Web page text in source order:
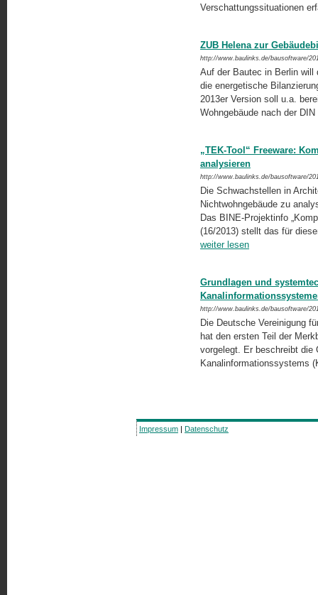
Verschattungssituationen
ZUB Helena zur
http://www.baulinks.de/bausoftware/
Auf der Bautec in Berlin will
die energetische
2013er Version soll u.a.
Wohngebäude nach der
„TEK-Tool“ Freeware:
analysieren
http://www.baulinks.de/bausoftware/
Die Schwachstellen in
Nichtwohngebäude zu
Das BINE-Projekt­info
(16/2013) stellt das für
weiter lesen
Grundlagen und
http://www.baulinks.de/bausoftware/
Die Deutsche Vereinigung
hat den ersten Teil der
vorgelegt. Er beschreibt die
Kanalinformationssystems
Impressum | Datenschutz